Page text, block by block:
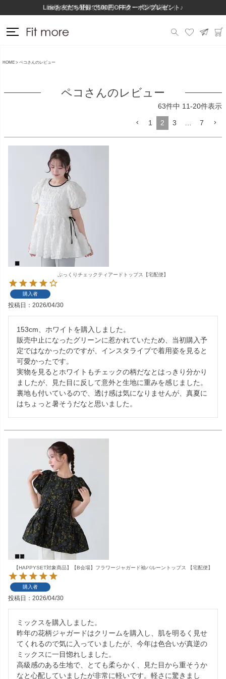
Lineお友だち登録で500円OFFクーポンプレゼント♪
送料一律290円（北海道・沖縄・一部地域除く）
HOME ペコさんのレビュー
ペコさんのレビュー
63件中 11-20件表示
1 2 3 7
ぷっくりチェックティアードトップス【宅配便】
購入者
投稿日 2026/04/30
153cm、ホワイトを購入しました。
販売中止になったグリーンに惹かれていたため、当初購入予
定ではなかったのですが、インスタライブで着用姿を見ると
可愛かったです。
実物を見るとホワイトもチェックの柄だなとはっきり分かり
ましたが、見た目に反して意外と生地に重みを感じました。
裏地も付いているので、透け感は気になりませんが、真夏に
はちょっと暑そうだなと思いました。
【HAPPYSET対象商品】【B会場】フラワージャガード袖バルーントップス 【宅配便】
購入者
投稿日 2026/04/30
ミックスを購入しました。
昨年の花柄ジャガードはクリームを購入し、肌を明るく見せ
てくれるので気に入っていましたが、今年は色合いが真逆の
ミックスに一目惚れしました。
高級感のある生地で、とても柔らかく、見た目から重そうか
なと心配していましたが非常に軽いです。軽さに驚きまし